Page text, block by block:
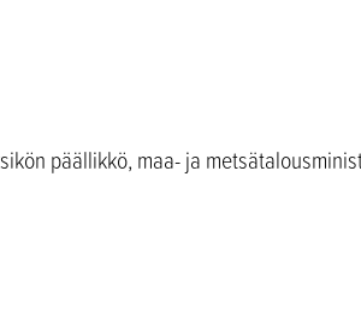
päällikkö, maa- ja